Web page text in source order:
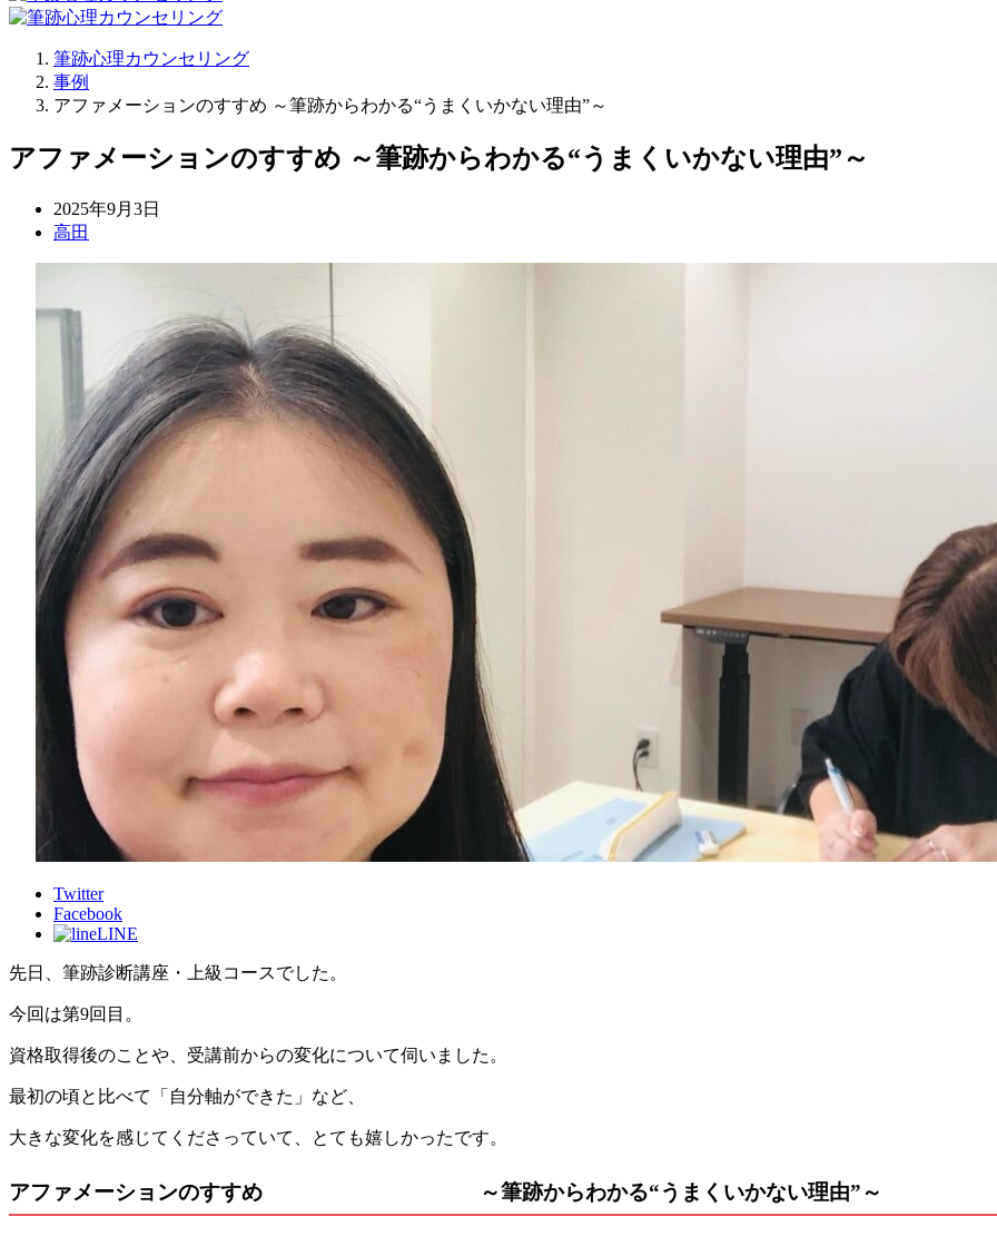
筆跡心理カウンセリング
事例
アファメーションのすすめ ～筆跡からわかる“うまくいかない理由”～
アファメーションのすすめ ～筆跡からわかる“うまくいかない理由”～
2025年9月3日
高田
Twitter
Facebook
LINE
先日、筆跡診断講座・上級コースでした。
今回は第9回目。
資格取得後のことや、受講前からの変化について伺いました。
最初の頃と比べて「自分軸ができた」など、
大きな変化を感じてくださっていて、とても嬉しかったです。
アファメーションのすすめ ～筆跡からわかる“うまくいかない理由”～